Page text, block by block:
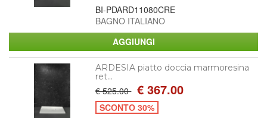
BI-PDARD11080CRE
BAGNO ITALIANO
ARDESIA piatto doccia marmoresina
ret...
€ 525.00 € 367.00
SCONTO 30%